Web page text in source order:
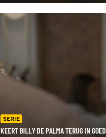
soapmakers delen, roepen
SERIE
KEERT BILLY DE PALMA TERUG IN